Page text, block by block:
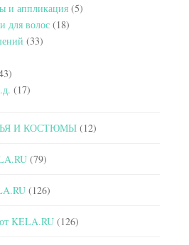
и аппликация (5)
для волос (18)
(33)
(17)
И КОСТЮМЫ (12)
(79)
(126)
KELA.RU (126)